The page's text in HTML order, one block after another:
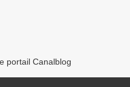
portail Canalblog